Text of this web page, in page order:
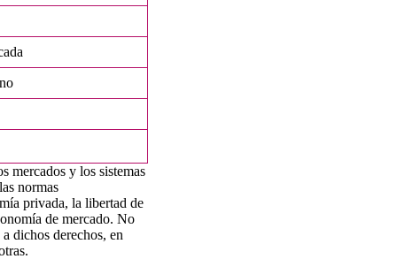
mercados y los sistemas
normas
privada, la libertad de
de mercado. No
dichos derechos, en